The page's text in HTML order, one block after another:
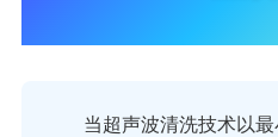
当超声波清洗技术以